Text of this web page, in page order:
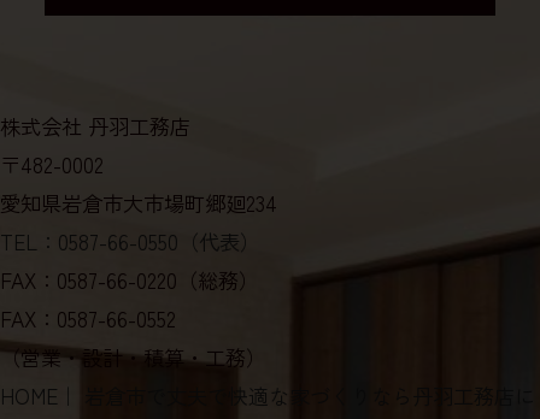
株式会社 丹羽工務店
〒482-0002
愛知県岩倉市大市場町郷廻234
TEL：0587-66-0550（代表）
FAX：0587-66-0220（総務）
FAX：0587-66-0552
（営業・設計・積算・工務）
HOME ｜ 岩倉市で丈夫で快適な家づくりなら丹羽工務店に